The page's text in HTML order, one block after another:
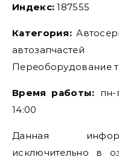
Индекс: 187555
Категория:
Переоборудование
Время работы: пн-
14:00
Данная
исключительно в